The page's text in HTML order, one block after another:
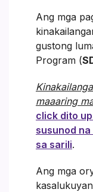
Ang mga
gustong
Program (
maaaring
click dito
susunod
sa sarili.
Ang mga